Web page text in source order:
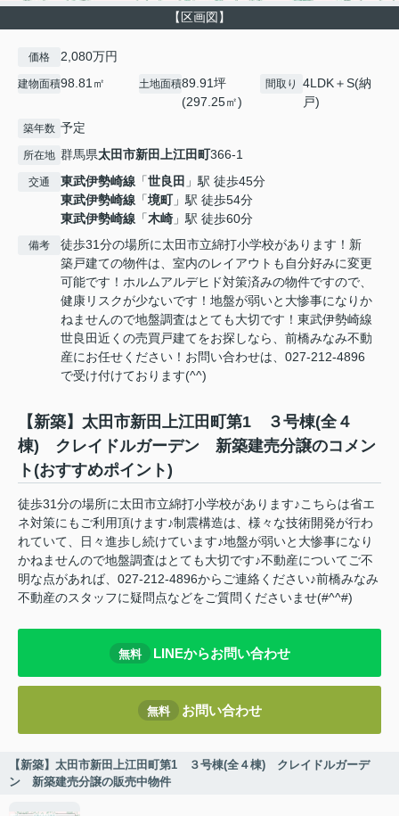
【区画図】
価格 2,080万円
建物面積98.81㎡ 土地面積89.91坪
(297.25㎡)
間取り
4LDK＋S(納
戸)
築年数 予定
所在地 群馬県太田市新田上江田町366-1
交通 東武伊勢崎線 「世良田 」駅 徒歩45分
東武伊勢崎線 「境町」駅 徒歩54分
東武伊勢崎線 「木崎 」駅 徒歩60分
備考
徒歩31分の場所に太田市立綿打小学校があります！新
築戸建ての物件は、室内のレイアウトも自分好みに変更
可能です！ホルムアルデヒド対策済みの物件ですので、
健康リスクが少ないです！地盤が弱いと大惨事になりか
ねませんので地盤調査はとても大切です！東武伊勢崎線
世良田近くの売買戸建てをお探しなら、前橋みなみ不動
産にお任せください！お問い合わせは、027-212-4896
で受け付けております(^^)
【新築】太田市新田上江田町第1 ３号棟(全４
棟) クレイドルガーデン 新築建売分譲のコメン
ト(おすすめポイント)
徒歩31分の場所に太田市立綿打小学校があります♪こちらは省エ
ネ対策にもご利用頂けます♪制震構造は、様々な技術開発が行わ
れていて、日々進歩し続けています♪地盤が弱いと大惨事になり
かねませんので地盤調査はとても大切です♪不動産についてご不
明な点があれば、027-212-4896からご連絡ください♪前橋みなみ
不動産のスタッフに疑問点などをご質問くださいませ(#^^#)
無料 LINEからお問い合わせ
無料 お問い合わせ
【新築】太田市新田上江田町第1 ３号棟(全４棟) クレイドルガーデ
ン 新築建売分譲の販売中物件